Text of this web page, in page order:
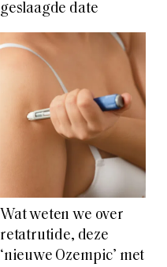
geslaagde date
Wat weten we over
retatrutide, deze
‘nieuwe Ozempic’ met